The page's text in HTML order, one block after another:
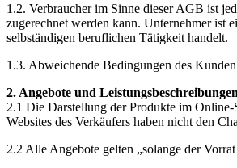
1.2. Verbraucher im Sinne dieser AGB ist
zugerechnet werden kann. Unternehmer ist
selbständigen beruflichen Tätigkeit handelt.
1.3. Abweichende Bedingungen des
2. Angebote und Leistungsbeschreibungen
2.1 Die Darstellung der Produkte im
Websites des Verkäufers haben nicht den
2.2 Alle Angebote gelten „solange der